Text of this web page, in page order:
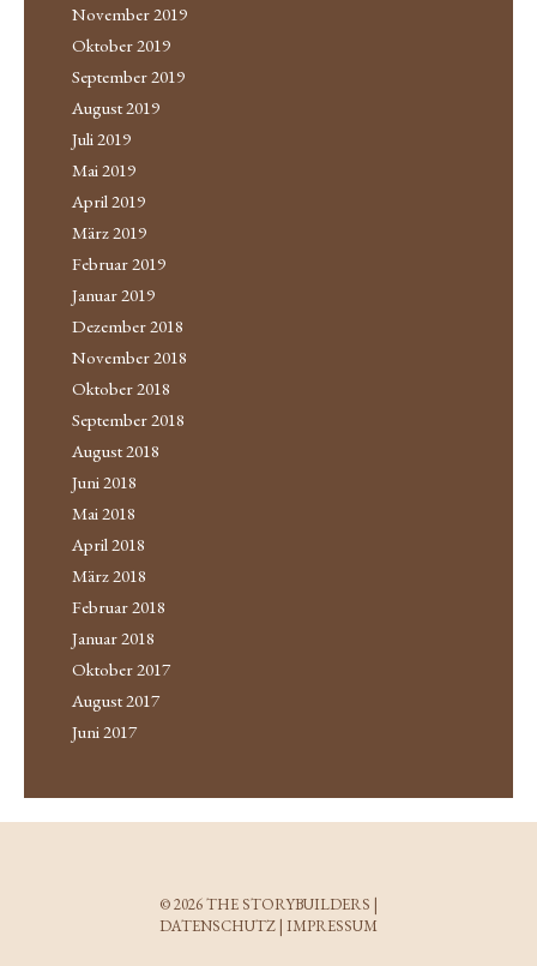
November 2019
Oktober 2019
September 2019
August 2019
Juli 2019
Mai 2019
April 2019
März 2019
Februar 2019
Januar 2019
Dezember 2018
November 2018
Oktober 2018
September 2018
August 2018
Juni 2018
Mai 2018
April 2018
März 2018
Februar 2018
Januar 2018
Oktober 2017
August 2017
Juni 2017
© 2026THE STORYBUILDERS |
DATENSCHUTZ | IMPRESSUM